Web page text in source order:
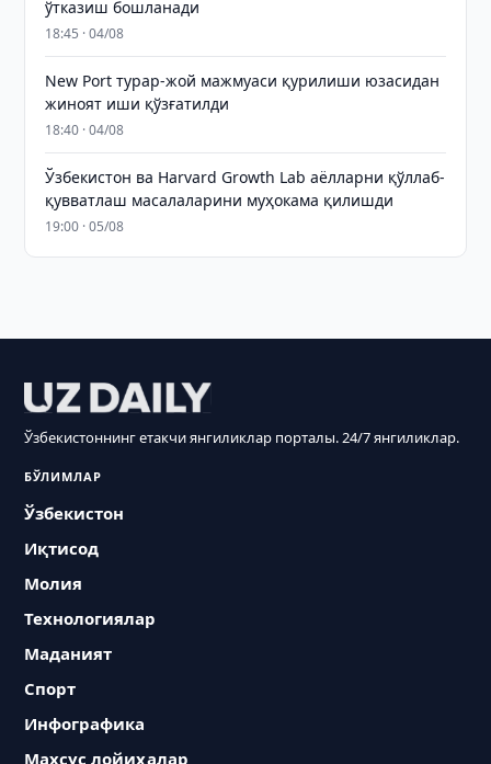
ўтказиш бошланади
18:45 · 04/08
New Port турар-жой мажмуаси қурилиши юзасидан
жиноят иши қўзғатилди
18:40 · 04/08
Ўзбекистон ва Harvard Growth Lab аёлларни қўллаб-
қувватлаш масалаларини муҳокама қилишди
19:00 · 05/08
Ўзбекистоннинг етакчи янгиликлар порталы. 24/7 янгиликлар.
БЎЛИМЛАР
Ўзбекистон
Иқтисод
Молия
Технологиялар
Маданият
Спорт
Инфографика
Махсус лойиҳалар